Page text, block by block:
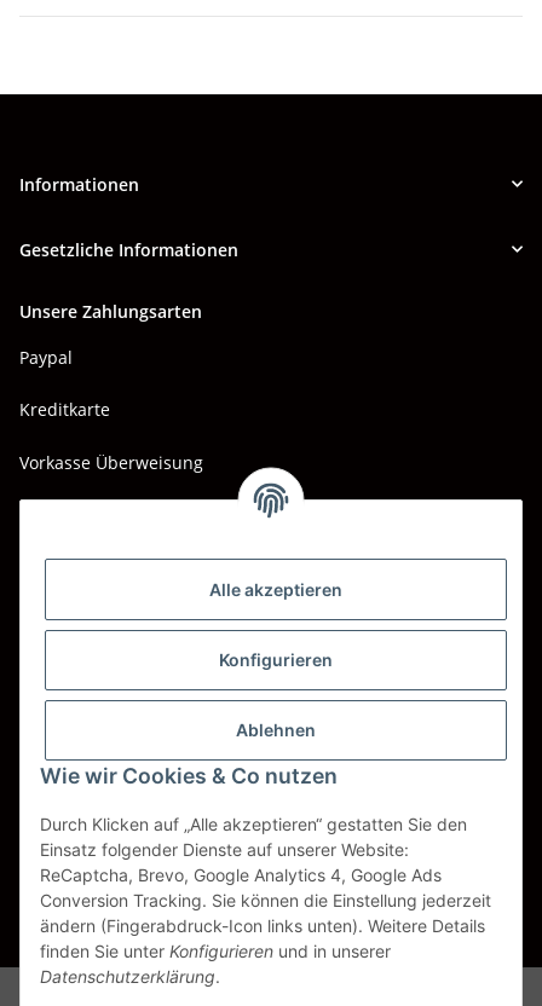
Alle akzeptieren
Konfigurieren
Ablehnen
Wie wir Cookies & Co nutzen
Durch Klicken auf „Alle akzeptieren“ gestatten Sie den
Einsatz folgender Dienste auf unserer Website:
ReCaptcha, Brevo, Google Analytics 4, Google Ads
Conversion Tracking. Sie können die Einstellung jederzeit
ändern (Fingerabdruck-Icon links unten). Weitere Details
finden Sie unter Konfigurieren und in unserer
Datenschutzerklärung.
Informationen
Gesetzliche Informationen
Unsere Zahlungsarten
Paypal
Kreditkarte
Vorkasse Überweisung
Wir versenden mit
Spedition BTG
Spedition Schenker
Vertrag widerrufen
* Alle Preise inkl. gesetzlicher USt., zzgl.Versand